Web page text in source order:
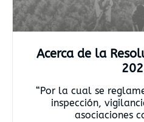
Acerca de la
“Por la cual se
inspección,
asociaciones